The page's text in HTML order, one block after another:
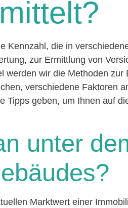
Kennzahl, die in
zur Ermittlung von
werden wir die Methoden zur
verschiedene Faktoren
Tipps geben, um Ihnen auf
unter
Marktwert einer